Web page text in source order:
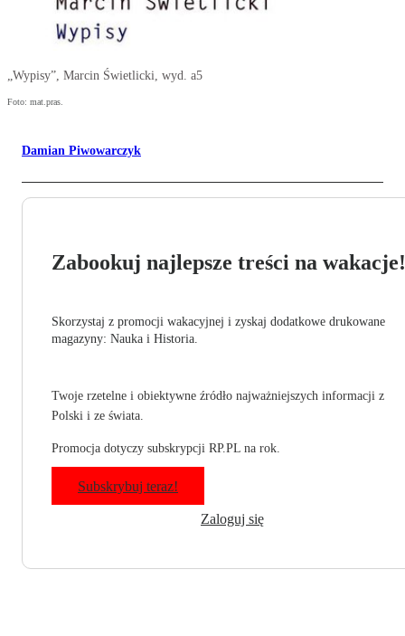
„Wypisy”, Marcin Świetlicki, wyd. a5
Foto: mat.pras.
Damian Piwowarczyk
Zabookuj najlepsze treści na wakacje!
Skorzystaj z promocji wakacyjnej i zyskaj dodatkowe drukowane
magazyny: Nauka i Historia.
Twoje rzetelne i obiektywne źródło najważniejszych informacji z
Polski i ze świata.
Promocja dotyczy subskrypcji RP.PL na rok.
Subskrybuj teraz!
Zaloguj się